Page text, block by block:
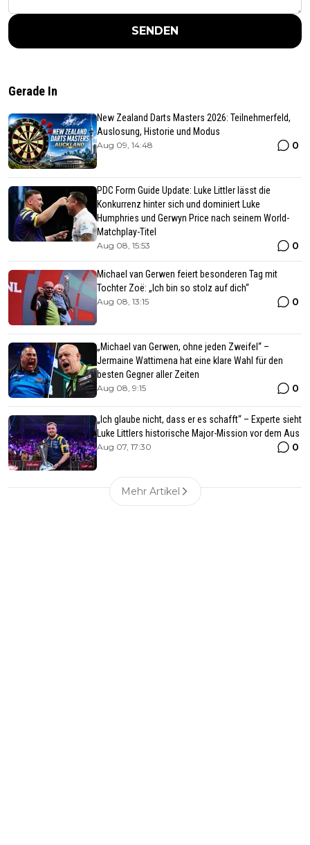
SENDEN
Gerade In
New Zealand Darts Masters 2026: Teilnehmerfeld,
Auslosung, Historie und Modus
Aug 09, 14:48 0
PDC Form Guide Update: Luke Littler lässt die
Konkurrenz hinter sich und dominiert Luke
Humphries und Gerwyn Price nach seinem World-
Matchplay-Titel
Aug 08, 15:53 0
Michael van Gerwen feiert besonderen Tag mit
Tochter Zoë: „Ich bin so stolz auf dich“
Aug 08, 13:15 0
„Michael van Gerwen, ohne jeden Zweifel“ –
Jermaine Wattimena hat eine klare Wahl für den
besten Gegner aller Zeiten
Aug 08, 9:15 0
„Ich glaube nicht, dass er es schafft“ – Experte sieht
Luke Littlers historische Major-Mission vor dem Aus
Aug 07, 17:30 0
Mehr Artikel